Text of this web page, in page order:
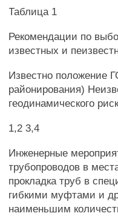
Таблица 1
Рекомендации по
известных и
Известно положение
районирования)
геодинамического
1,2 3,4
Инженерные
трубопроводов в
прокладка труб в
гибкими муфтами и
наименьшим